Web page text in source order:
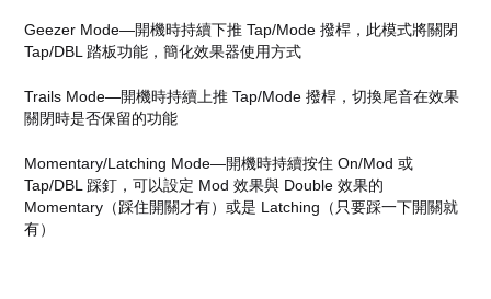
Geezer Mode—開機時持續下推 Tap/Mode 撥桿，此模式將關閉
Tap/DBL 踏板功能，簡化效果器使用方式
Trails Mode—開機時持續上推 Tap/Mode 撥桿，切換尾音在效果
關閉時是否保留的功能
Momentary/Latching Mode—開機時持續按住 On/Mod 或
Tap/DBL 踩釘，可以設定 Mod 效果與 Double 效果的
Momentary（踩住開關才有）或是 Latching（只要踩一下開關就
有）